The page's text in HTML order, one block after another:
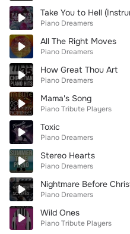
Take You to Hell
Piano Dreamers
All The Right Moves
Piano Dreamers
How Great Thou Art
Piano Dreamers
Mama's Song
Piano Tribute Players
Toxic
Piano Dreamers
Stereo Hearts
Piano Dreamers
Nightmare Before
Piano Dreamers
Wild Ones
Piano Tribute Players